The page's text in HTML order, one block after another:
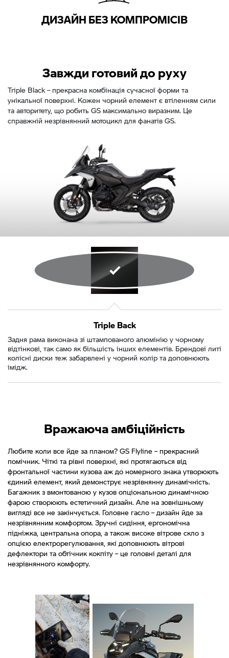
ДИЗАЙН БЕЗ КОМПРОМІСІВ
Завжди готовий до руху
Triple Black – прекрасна комбінація сучасної форми та
унікальної поверхні. Кожен чорний елемент є втіленням сили
та авторитету, що робить GS максимально виразним. Це
справжній незрівнянний мотоцикл для фанатів GS.
Triple Back
Задня рама виконана зі штампованого алюмінію у чорному
відтінкові, так само як більшість інших елементів. Брендові литі
колісні диски теж забарвлені у чорний колір та доповнюють
імідж.
Вражаюча амбіційність
Любите коли все йде за планом? GS Flyline – прекрасний
помічник. Чіткі та рівні поверхні, які протягаються від
фронтальної частини кузова аж до номерного знака утворюють
єдиний елемент, який демонструє незрівнянну динамічність.
Багажник з вмонтованою у кузов опціональною динамічною
фарою створюють естетичний дизайн. Але на зовнішньому
вигляді все не закінчується. Головне гасло – дизайн йде за
незрівнянним комфортом. Зручні сидіння, ергономічна
підніжка, центральна опора, а також високе вітрове скло з
опцією електрорегулювання, які доповнюють вітрові
дефлектори та обтічник кокпіту – це головні деталі для
незрівнянного комфорту.